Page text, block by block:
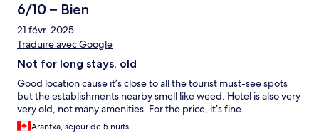
6/10 – Bien
21 févr. 2025
Traduire avec Google
Not for long stays, old
Good location cause it’s close to all the tourist must-see spots
but the establishments nearby smell like weed. Hotel is also very
very old, not many amenities. For the price, it’s fine.
Arantxa, séjour de 5 nuits